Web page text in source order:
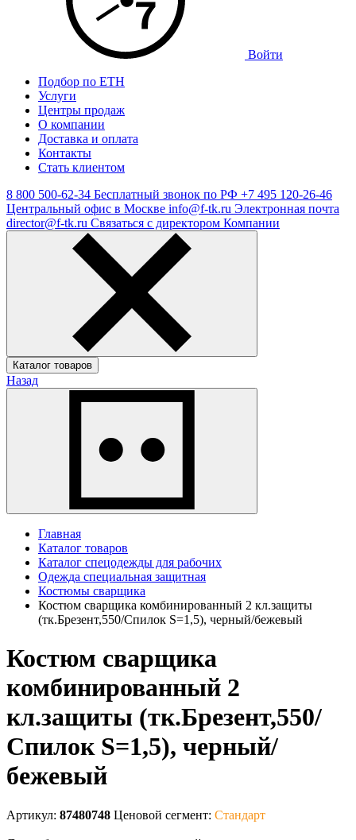
Войти
Подбор по ЕТН
Услуги
Центры продаж
О компании
Доставка и оплата
Контакты
Стать клиентом
8 800 500-62-34 Бесплатный звонок по РФ +7 495 120-26-46
Центральный офис в Москве info@f-tk.ru Электронная почта
director@f-tk.ru Связаться с директором Компании
Каталог товаров
Назад
Главная
Каталог товаров
Каталог спецодежды для рабочих
Одежда специальная защитная
Костюмы сварщика
Костюм сварщика комбинированный 2 кл.защиты
(тк.Брезент,550/Спилок S=1,5), черный/бежевый
Костюм сварщика
комбинированный 2
кл.защиты (тк.Брезент,550/
Спилок S=1,5), черный/
бежевый
Артикул: 87480748 Ценовой сегмент: Стандарт